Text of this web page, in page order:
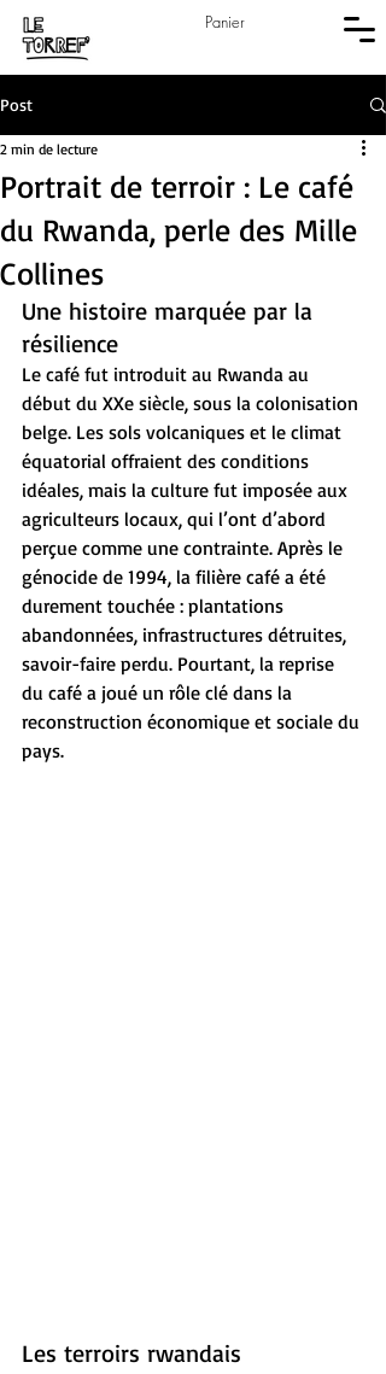
Panier
Post
Portrait de terroir : Le café
du Rwanda, perle des Mille
Collines
2 min de lecture
Une histoire marquée par la
résilience
Le café fut introduit au Rwanda au
début du XXe siècle, sous la colonisation
belge. Les sols volcaniques et le climat
équatorial offraient des conditions
idéales, mais la culture fut imposée aux
agriculteurs locaux, qui l’ont d’abord
perçue comme une contrainte. Après le
génocide de 1994, la filière café a été
durement touchée : plantations
abandonnées, infrastructures détruites,
savoir-faire perdu. Pourtant, la reprise
du café a joué un rôle clé dans la
reconstruction économique et sociale du
pays.
Les terroirs rwandais